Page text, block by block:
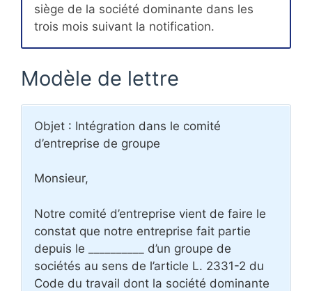
siège de la société dominante dans les
trois mois suivant la notification.
Modèle de lettre
Objet : Intégration dans le comité
d’entreprise de groupe
Monsieur,
Notre comité d’entreprise vient de faire le
constat que notre entreprise fait partie
depuis le __________ d’un groupe de
sociétés au sens de l’article L. 2331-2 du
Code du travail dont la société dominante